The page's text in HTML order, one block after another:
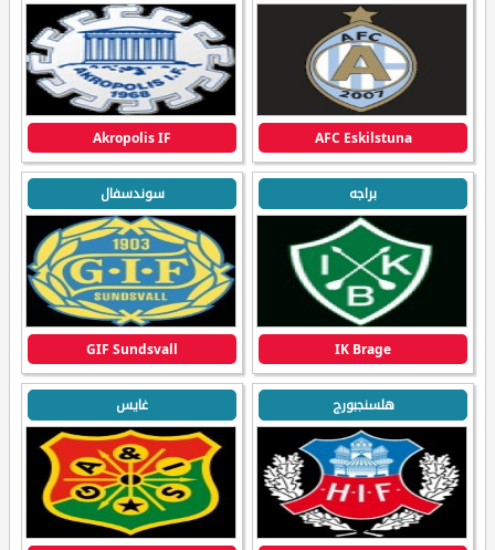
AFC Eskilstuna
Akropolis IF
براجه
IK Brage
سوندسفال
GIF Sundsvall
هلسنجبورج غايس